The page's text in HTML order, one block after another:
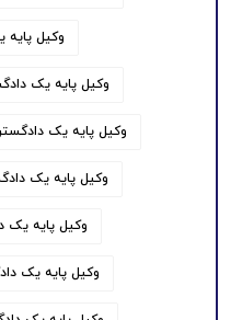
وکیل
وکیل پایه یک
وکیل پایه یک
وکیل پایه یک
وکیل پایه یک
وکیل پایه یک